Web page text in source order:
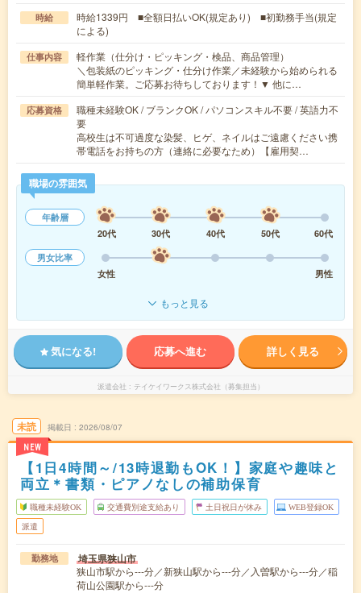
時給
時給1339円 ■全額日払いOK(規定あり) ■初勤務手当(規定
による)
仕事内容
軽作業（仕分け・ピッキング・検品、商品管理）
＼包装紙のピッキング・仕分け作業／未経験から始められる
簡単軽作業。ご応募お待ちしております！▼ 他に…
応募資格
職種未経験OK / ブランクOK / パソコンスキル不要 / 英語力不
要
高校生は不可過度な染髪、ヒゲ、ネイルはご遠慮ください携
帯電話をお持ちの方（連絡に必要なため）【雇用契…
職場の雰囲気
年齢層
20代
30代 40代 50代
60代
男女比率
女性
男性
もっと見る
気になる! 応募へ進む 詳しく見る
派遣会社 テイケイワークス株式会社（募集担当）
未読
NEW
掲載日 2026/08/07
【1日4時間～/13時退勤もOK！】家庭や趣味と
両立＊書類・ピアノなしの補助保育
職種未経験OK 交通費別途支給あり 土日祝日が休み WEB登録OK
派遣
勤務地 埼玉県狭山市
狭山市駅から---分／新狭山駅から---分／入曽駅から---分／稲
荷山公園駅から---分